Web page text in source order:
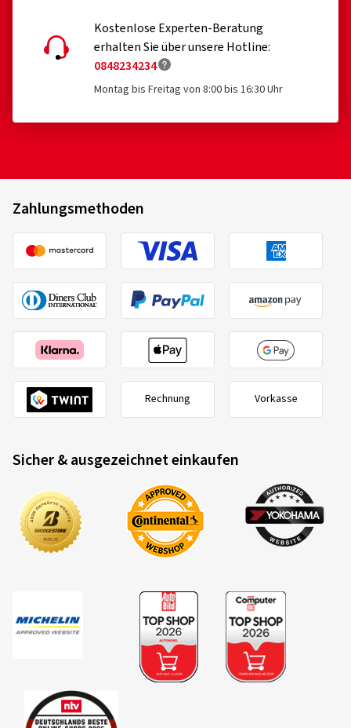
Kostenlose Experten-Beratung
erhalten Sie über unsere Hotline:
0848234234
Montag bis Freitag von 8:00 bis 16:30 Uhr
Zahlungsmethoden
Rechnung Vorkasse
Sicher & ausgezeichnet einkaufen